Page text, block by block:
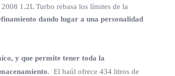
1.2L Turbo rebasa los límites de la
dando lugar a una personalidad
y que permite tener toda la
. El baúl ofrece 434 litros de